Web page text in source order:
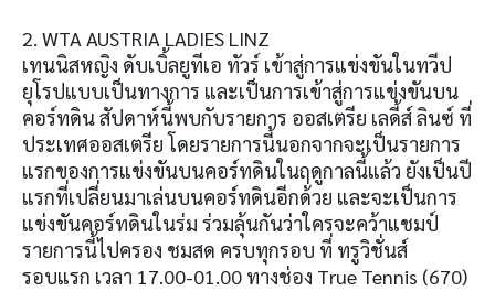
2. WTA AUSTRIA LADIES LINZ
เทนนิสหญิง ดับเบิ้ลยูทีเอ ทัวร์ เข้าสู่การแข่งขันในทวีป
ยุโรปแบบเป็นทางการ และเป็นการเข้าสู่การแข่งขันบน
คอร์ทดิน สัปดาห์นี้พบกับรายการ ออสเตรีย เลดี้ส์ ลินซ์ ที่
ประเทศออสเตรีย โดยรายการนี้นอกจากจะเป็นรายการ
แรกของการแข่งขันบนคอร์ทดินในฤดูกาลนี้แล้ว ยังเป็นปี
แรกที่เปลี่ยนมาเล่นบนคอร์ทดินอีกด้วย และจะเป็นการ
แข่งขันคอร์ทดินในร่ม ร่วมลุ้นกันว่าใครจะคว้าแชมป์
รายการนี้ไปครอง ชมสด ครบทุกรอบ ที่ ทรูวิชั่นส์
รอบแรก เวลา 17.00-01.00 ทางช่อง True Tennis (670)